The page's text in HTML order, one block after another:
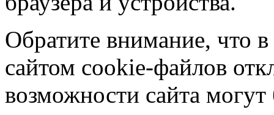
Обратите внимание, что в
сайтом cookie-файлов
возможности сайта